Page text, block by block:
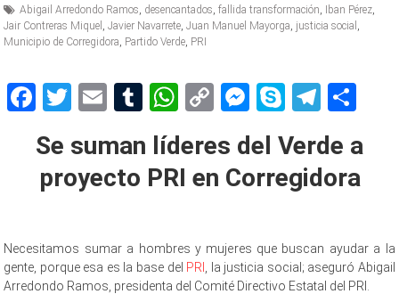
Abigail Arredondo Ramos desencantados ,fallida transformación Iban Pérez
Jair Contreras Miquel
,Javier Navarrete ,Juan Manuel Mayorga justicia social
Municipio de Corregidora Partido Verde PRI
Facebook
Twitter
EmailTumblr
WhatsApp
CopyMessenger
Skype
Se suman líderes del Verde a
proyecto PRI en Corregidora
Necesitamos sumar a hombres y mujeres que buscan ayudar a la
gente, porque esa es la base del PRI , la justicia social; aseguró Abigail
Arredondo Ramos, presidenta del Comité Directivo Estatal del PRI.